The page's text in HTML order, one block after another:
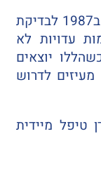
דו"ח תעסה גלזר שמינתה הממשלה ב1987 לבדיקת
עדויות לא
יוצאים
מעיזים לדרוש
טיפל מיידית